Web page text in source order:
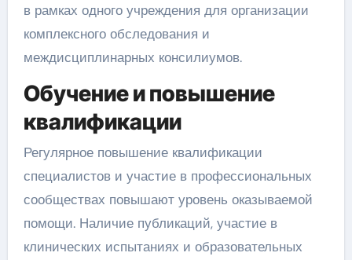
в рамках одного учреждения для организации
комплексного обследования и
междисциплинарных консилиумов.
Обучение и повышение
квалификации
Регулярное повышение квалификации
специалистов и участие в профессиональных
сообществах повышают уровень оказываемой
помощи. Наличие публикаций, участие в
клинических испытаниях и образовательных